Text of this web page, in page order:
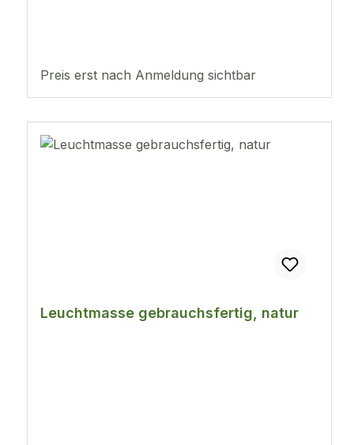
Preis erst nach Anmeldung sichtbar
Leuchtmasse gebrauchsfertig, natur